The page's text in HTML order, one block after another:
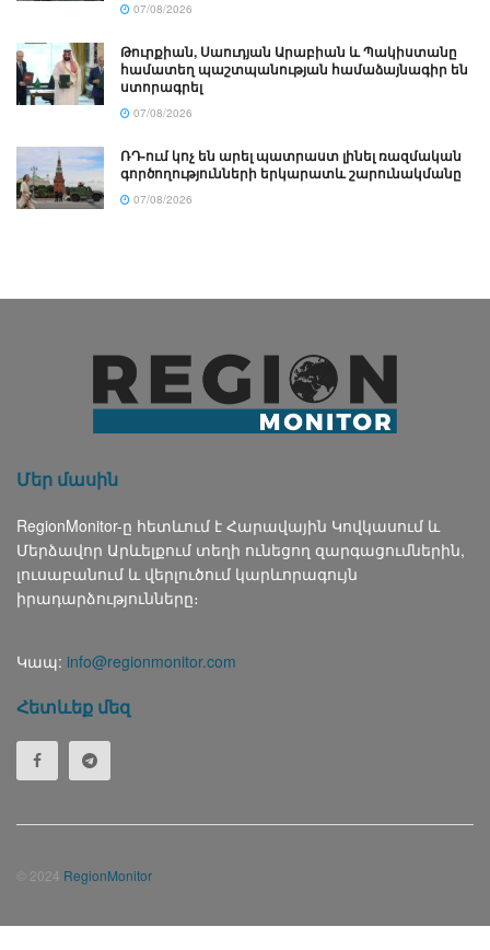
07/08/2026
Թուրքիան, Սաուդյան Արաբիան և Պակիստանը
համատեղ պաշտպանության համաձայնագիր են
ստորագրել
07/08/2026
ՌԴ-ում կոչ են արել պատրաստ լինել ռազմական
գործողությունների երկարատև շարունակմանը
07/08/2026
Մեր մասին
RegionMonitor-ը հետևում է Հարավային Կովկասում և
Մերձավոր Արևելքում տեղի ունեցող զարգացումներին,
լուսաբանում և վերլուծում կարևորագույն
իրադարձությունները։
Կապ: info@regionmonitor.com
Հետևեք մեզ
© 2024 RegionMonitor